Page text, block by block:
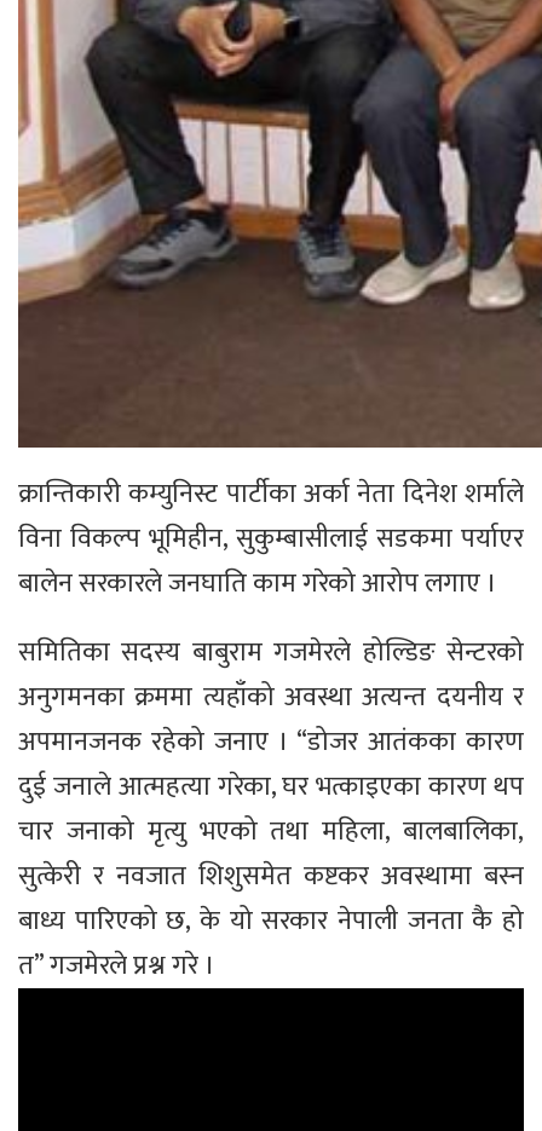
क्रान्तिकारी कम्युनिस्ट पार्टीका अर्का नेता दिनेश शर्माले
विना विकल्प भूमिहीन, सुकुम्बासीलाई सडकमा पर्याएर
बालेन सरकारले जनघाति काम गरेको आरोप लगाए ।
समितिका सदस्य बाबुराम गजमेरले होल्डिङ सेन्टरको
अनुगमनका क्रममा त्यहाँको अवस्था अत्यन्त दयनीय र
अपमानजनक रहेको जनाए । “डोजर आतंकका कारण
दुई जनाले आत्महत्या गरेका, घर भत्काइएका कारण थप
चार जनाको मृत्यु भएको तथा महिला, बालबालिका,
सुत्केरी र नवजात शिशुसमेत कष्टकर अवस्थामा बस्न
बाध्य पारिएको छ, के यो सरकार नेपाली जनता कै हो
त” गजमेरले प्रश्न गरे ।